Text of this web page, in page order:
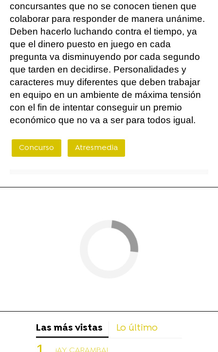
concursantes que no se conocen tienen que
colaborar para responder de manera unánime.
Deben hacerlo luchando contra el tiempo, ya
que el dinero puesto en juego en cada
pregunta va disminuyendo por cada segundo
que tarden en decidirse. Personalidades y
caracteres muy diferentes que deben trabajar
en equipo en un ambiente de máxima tensión
con el fin de intentar conseguir un premio
económico que no va a ser para todos igual.
Concurso Atresmedia
Las más vistas Lo último